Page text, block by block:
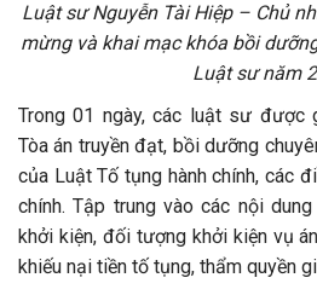
Luật sư Nguyễn Tài Hiệp – Chủ
mừng và khai mạc khóa bồi
Luật sư năm
Trong 01 ngày, các luật sư được
Tòa án truyền đạt, bồi dưỡng
của Luật Tố tụng hành chính, các
chính. Tập trung vào các nội
khởi kiện, đối tượng khởi kiện vụ
khiếu nại tiền tố tụng, thẩm quyền